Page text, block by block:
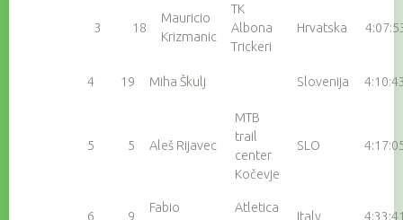
3 18
Mauricio
Krizmanic
TK
Albona
Trickeri
Hrvatska
4 19 Miha Škulj Slovenija
5 5 Aleš Rijavec
MTB
trail
center
Kočevje
SLO
6 9
Fabio
Atletica
Italy